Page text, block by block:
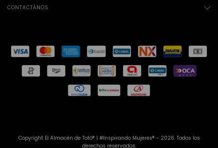
CONTACTÁNOS
Copyright El Almacén de Totó® | #Inspirando Mujeres® - 2026. Todos los
derechos reservados.